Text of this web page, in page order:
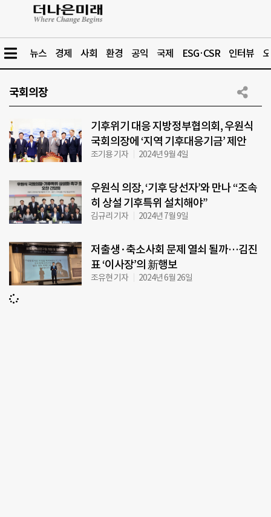
뉴스 경제 사회 환경 공익 국제 ESG·CSR 인터뷰
국회의장
기후위기 대응 지방정부협의회, 우원식
국회의장에 ‘지역 기후대응기금’ 제안
조기용 기자 2024년 9월 4일
우원식 의장, ‘기후 당선자’와 만나 “조속
히 상설 기후특위 설치해야”
김규리 기자 2024년 7월 9일
저출생·축소사회 문제 열쇠 될까…김진
표 ‘이사장’의 新행보
조유현 기자 2024년 6월 26일